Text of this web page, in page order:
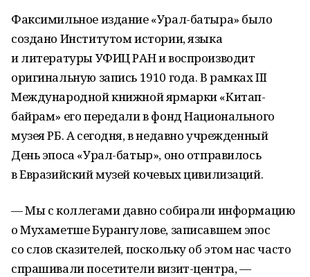
Факсимильное издание «Урал-батыра» было
создано Институтом истории, языка
и литературы УФИЦ РАН и воспроизводит
оригинальную запись 1910 года. В рамках III
Международной книжной ярмарки «Китап-
байрам» его передали в фонд Национального
музея РБ. А сегодня, в недавно учрежденный
День эпоса «Урал-батыр», оно отправилось
в Евразийский музей кочевых цивилизаций.
— Мы с коллегами давно собирали информацию
о Мухаметше Бурангулове, записавшем эпос
со слов сказителей, поскольку об этом нас часто
спрашивали посетители визит-центра, —